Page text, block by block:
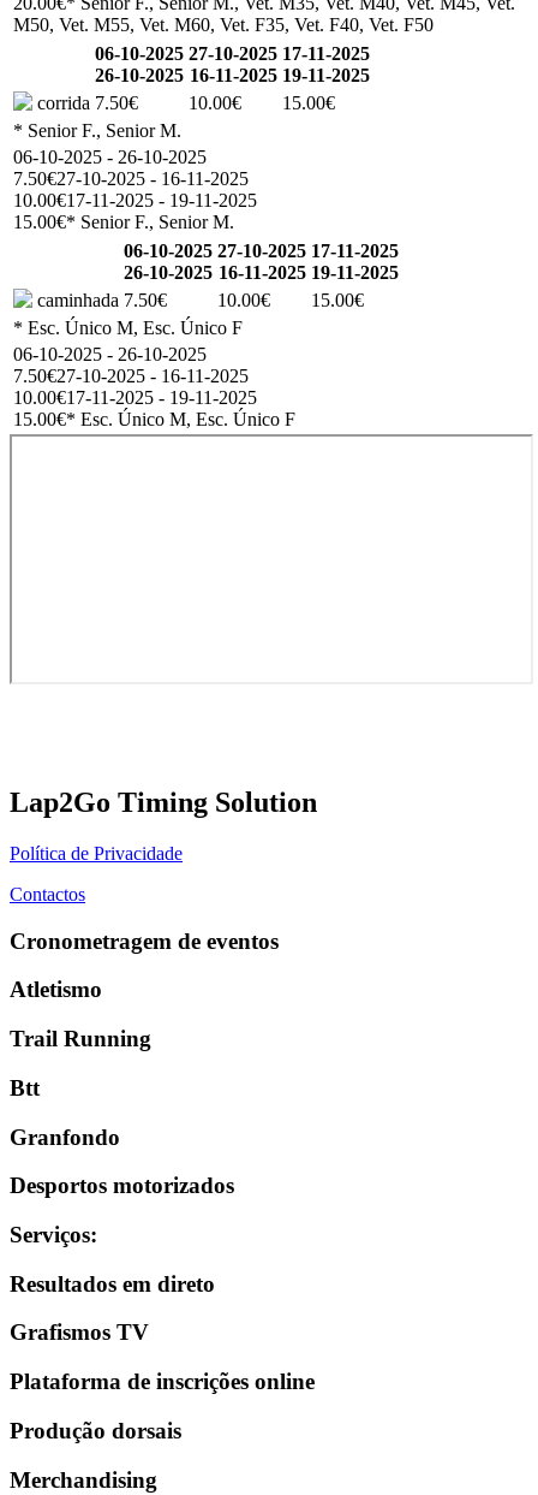
M50, Vet. M55, Vet. M60, Vet. F35, Vet. F40, Vet. F50
06-10-2025
26-10-2025
27-10-2025
16-11-2025
17-11-2025
19-11-2025
corrida 7.50€ 10.00€
15.00€
* Senior F., Senior M.
06-10-2025 - 26-10-2025
7.50€27-10-2025 - 16-11-2025
10.00€17-11-2025 - 19-11-2025
15.00€* Senior F., Senior M.
06-10-2025
26-10-2025
27-10-2025
16-11-2025
17-11-2025
19-11-2025
caminhada 7.50€ 10.00€
15.00€
* Esc. Único M, Esc. Único F
06-10-2025 - 26-10-2025
7.50€27-10-2025 - 16-11-2025
10.00€17-11-2025 - 19-11-2025
15.00€* Esc. Único M, Esc. Único F
Lap2Go Timing Solution
Política de Privacidade
Contactos
Cronometragem de eventos
Atletismo
Trail Running
Btt
Granfondo
Desportos motorizados
Serviços:
Resultados em direto
Grafismos TV
Plataforma de inscrições online
Produção dorsais
Merchandising